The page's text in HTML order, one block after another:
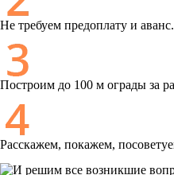
Не требуем предоплату и аванс.
Построим до 100 м ограды за
Расскажем, покажем,